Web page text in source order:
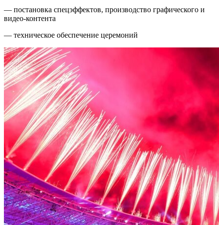
— постановка спецэффектов, производство графического и
видео-контента
— техническое обеспечение церемоний